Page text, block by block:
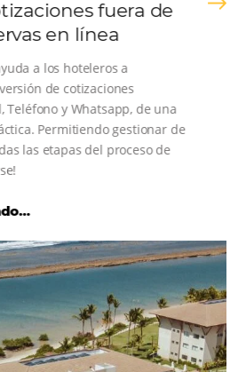
de
Automation, contamos
“FULL Hotel E-commerce”.
Sitio web completo